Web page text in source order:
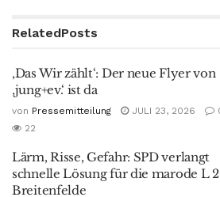
RelatedPosts
‚Das Wir zählt‘: Der neue Flyer von
‚jung+ev.‘ ist da
von Pressemitteilung JULI 23, 2026
22
Lärm, Risse, Gefahr: SPD verlangt
schnelle Lösung für die marode L
Breitenfelde